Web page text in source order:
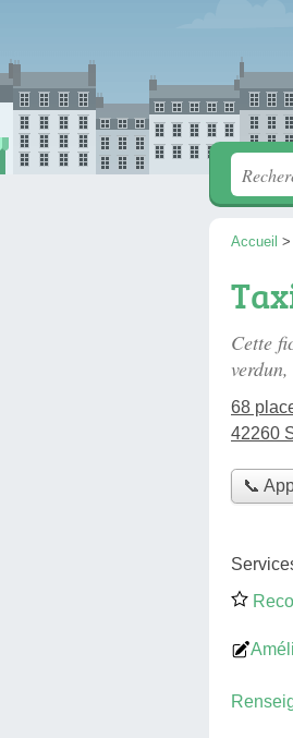
Accueil >
Cette
verdun,
68
42260
📞